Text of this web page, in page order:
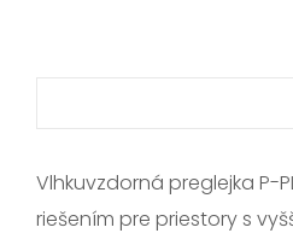
Vlhkuvzdorná preglejka P-
riešením pre priestory s